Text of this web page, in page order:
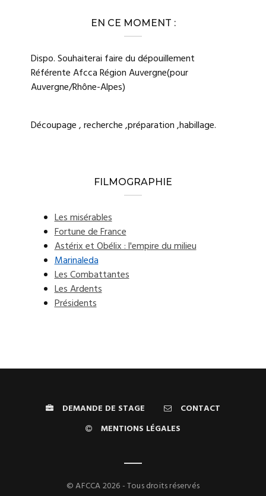
EN CE MOMENT :
Dispo. Souhaiterai faire du dépouillement
Référente Afcca Région Auvergne(pour
Auvergne/Rhône-Alpes)
Découpage , recherche ,préparation ,habillage.
FILMOGRAPHIE
Les misérables
Fortune de France
Astérix et Obélix : l'empire du milieu
Marinaleda
Les Combattantes
Les Ardents
Présidents
DEMANDE DE STAGE
CONTACT
MENTIONS LÉGALES
© AFCCA 2026 - Tous droits réservés